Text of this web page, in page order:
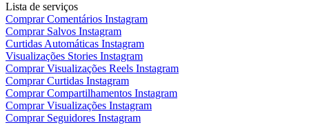
Lista de serviços
Comprar Comentários Instagram
Comprar Salvos Instagram
Curtidas Automáticas Instagram
Visualizações Stories Instagram
Comprar Visualizações Reels Instagram
Comprar Curtidas Instagram
Comprar Compartilhamentos Instagram
Comprar Visualizações Instagram
Comprar Seguidores Instagram